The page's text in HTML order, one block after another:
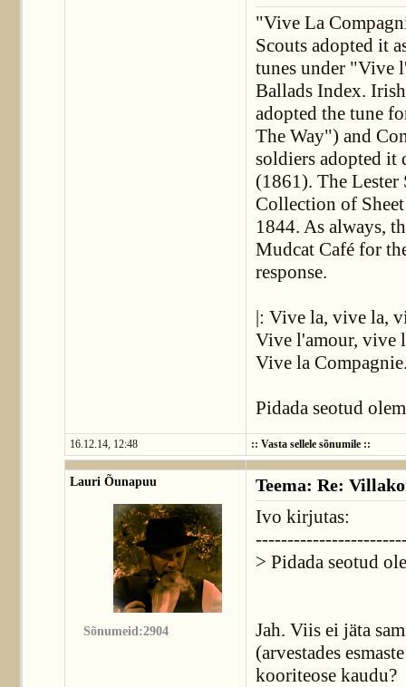
"Vive La
Scouts adopted it
tunes under "Vive
Ballads Index.
adopted the tune
The Way") and
soldiers adopted
(1861). The Lester
Collection of
1844. As always,
Mudcat Café for
response.
|: Vive la, vive la,
Vive l'amour, vive
Vive la
Pidada seotud
16.12.14, 12:48 :: Vasta sellele sõnumile::
Lauri Õunapuu
Sõnumeid:2904
Teema: Re:
Ivo kirjutas:
> Pidada seotud
Jah. Viis ei jäta
(arvestades
kooriteose kaudu?